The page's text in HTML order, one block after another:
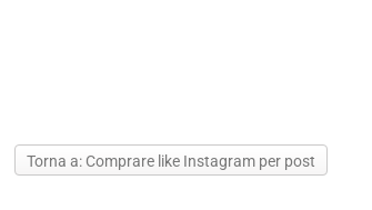
Torna a: Comprare like Instagram per post